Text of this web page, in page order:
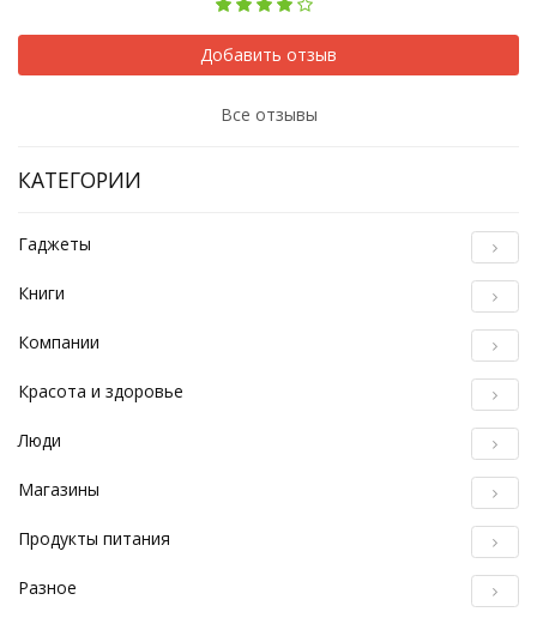
Добавить отзыв
Все отзывы
КАТЕГОРИИ
Гаджеты
Книги
Компании
Красота и здоровье
Люди
Магазины
Продукты питания
Разное